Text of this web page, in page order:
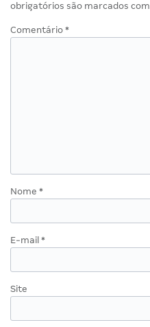
obrigatórios são marcados com
Comentário *
Nome *
E-mail *
Site